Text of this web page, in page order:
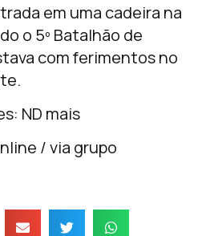
em uma cadeira na
o 5º Batalhão de
com ferimentos no
ND mais
/ via grupo